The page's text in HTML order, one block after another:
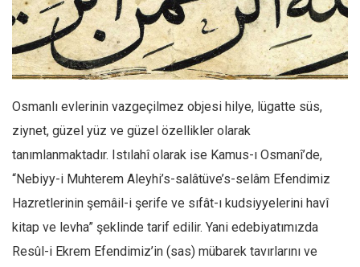
Facebook
Instagram
YouTube
Kemal Özer
Mahmut Toptaş
Yvonne Ridley
Barış Tarımcıoğlu
Ömer Kayani
Osmanlı evlerinin vazgeçilmez objesi hilye, lügatte süs,
ziynet, güzel yüz ve güzel özellikler olarak
tanımlanmaktadır. Istılahî olarak ise Kamus-ı Osmanî’de,
“Nebiyy-i Muhterem Aleyhi’s-salâtüve’s-selâm Efendimiz
Hazretlerinin şemâil-i şerife ve sıfât-ı kudsiyyelerini havî
kitap ve levha” şeklinde tarif edilir. Yani edebiyatımızda
Resûl-i Ekrem Efendimiz’in (sas) mübarek tavırlarını ve